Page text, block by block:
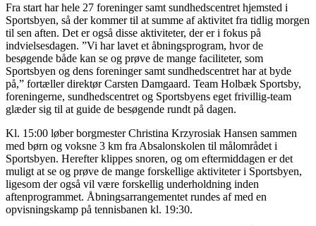
Fra start har hele 27 foreninger samt sundhedscentret hjemsted i
Sportsbyen, så der kommer til at summe af aktivitet fra tidlig morgen
til sen aften. Det er også disse aktiviteter, der er i fokus på
indvielsesdagen. ”Vi har lavet et åbningsprogram, hvor de
besøgende både kan se og prøve de mange faciliteter, som
Sportsbyen og dens foreninger samt sundhedscentret har at byde
på,” fortæller direktør Carsten Damgaard. Team Holbæk Sportsby,
foreningerne, sundhedscentret og Sportsbyens eget frivillig-team
glæder sig til at guide de besøgende rundt på dagen.
Kl. 15:00 løber borgmester Christina Krzyrosiak Hansen sammen
med børn og voksne 3 km fra Absalonskolen til målområdet i
Sportsbyen. Herefter klippes snoren, og om eftermiddagen er det
muligt at se og prøve de mange forskellige aktiviteter i Sportsbyen,
ligesom der også vil være forskellig underholdning inden
aftenprogrammet. Åbningsarrangementet rundes af med en
opvisningskamp på tennisbanen kl. 19:30.